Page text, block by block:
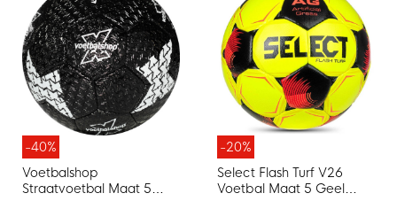
-40%
Voetbalshop
Straatvoetbal Maat 5
-20%
Select Flash Turf V26
Voetbal Maat 5 Geel